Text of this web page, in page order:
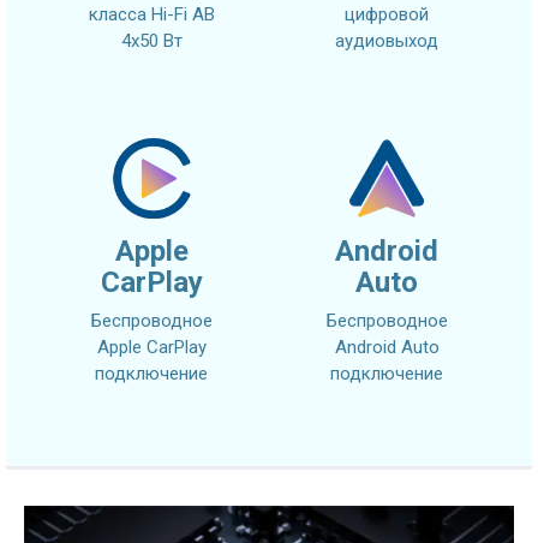
класса Hi-Fi AB
4x50 Вт
цифровой
аудиовыход
Apple
CarPlay
Беспроводное
Apple CarPlay
подключение
Android
Auto
Беспроводное
Android Auto
подключение